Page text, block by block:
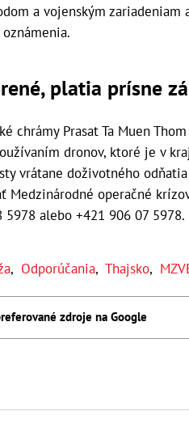
a vojenským zariadeniam
platia prísne
Prasat Ta Muen Thom
dronov, ktoré je v
vrátane doživotného
Medzinárodné operačné
alebo +421 906 07 5978.
, Odporúčania, Thajsko,
zdroje na Google